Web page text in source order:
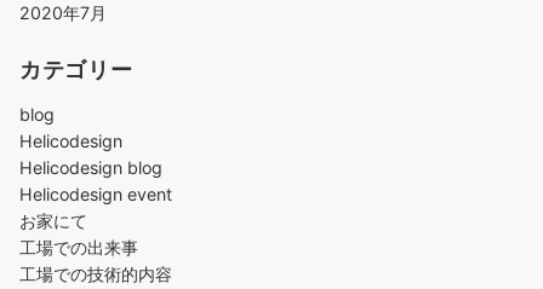
2020年7月
カテゴリー
blog
Helicodesign
Helicodesign blog
Helicodesign event
お家にて
工場での出来事
工場での技術的内容